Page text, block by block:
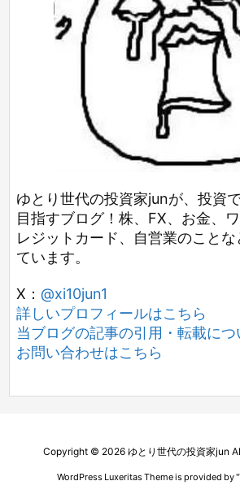
ゆとり世代の投資家junが、投資
目指すブログ！株、FX、お金、
レジットカード、自営業のこと
ています。
X： @xi10jun1
詳しいプロフィールはこちら
当ブログの記事の引用・転載につ
お問い合わせはこちら
Copyright © 2026 ゆとり世代の投資家jun
WordPress Luxeritas Theme is provided by "